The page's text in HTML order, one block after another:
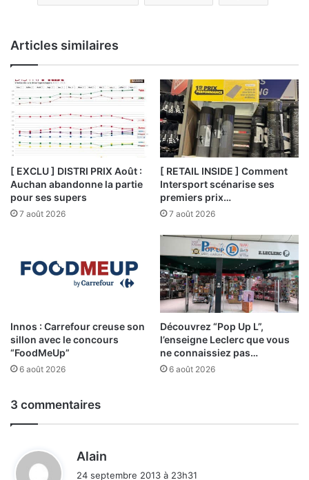
Articles similaires
[ EXCLU ] DISTRI PRIX Août :
Auchan abandonne la partie
pour ses supers
7 août 2026
[ RETAIL INSIDE ] Comment
Intersport scénarise ses
premiers prix…
7 août 2026
Innos : Carrefour creuse son
sillon avec le concours
“FoodMeUp”
6 août 2026
Découvrez “Pop Up L”,
l’enseigne Leclerc que vous
ne connaissiez pas…
6 août 2026
3 commentaires
Alain
24 septembre 2013 à 23h31